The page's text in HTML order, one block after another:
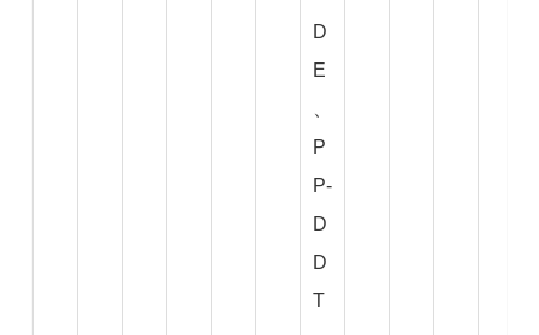
D
E
P
P-
D
D
T